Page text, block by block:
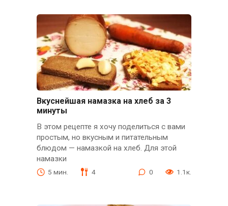
Вкуснейшая намазка на хлеб за 3
минуты
В этом рецепте я хочу поделиться с вами
простым, но вкусным и питательным
блюдом — намазкой на хлеб. Для этой
намазки
5 мин. 4 0 1.1к.